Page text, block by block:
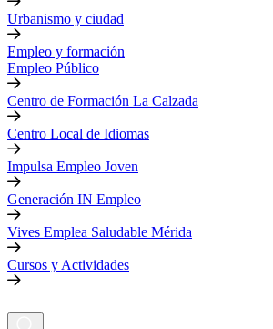
Urbanismo y ciudad
Empleo y formación
Empleo Público
Centro de Formación La Calzada
Centro Local de Idiomas
Impulsa Empleo Joven
Generación IN Empleo
Vives Emplea Saludable Mérida
Cursos y Actividades